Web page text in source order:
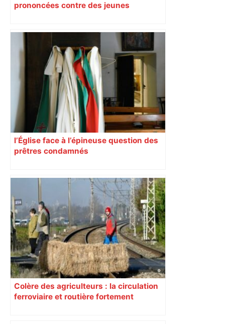
prononcées contre des jeunes
l’Église face à l’épineuse question des
prêtres condamnés
Colère des agriculteurs : la circulation
ferroviaire et routière fortement